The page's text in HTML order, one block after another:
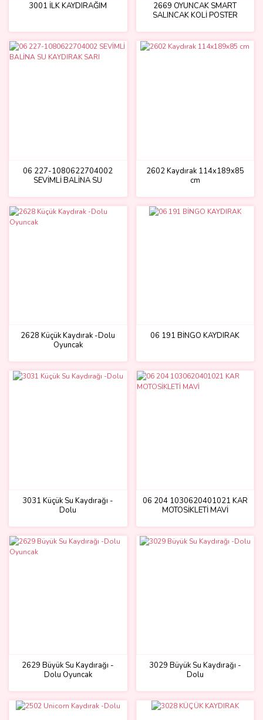
3001 İLK KAYDIRAĞIM
2669 OYUNCAK SMART
SALINCAK KOLİ POSTER
06 227-1080622704002
SEVİMLİ BALİNA SU
2602 Kaydırak 114x189x85
cm
2628 Küçük Kaydırak -Dolu
Oyuncak
06 191 BİNGO KAYDIRAK
3031 Küçük Su Kaydırağı -
Dolu
06 204 1030620401021 KAR
MOTOSİKLETİ MAVİ
2629 Büyük Su Kaydırağı -
Dolu Oyuncak
3029 Büyük Su Kaydırağı -
Dolu